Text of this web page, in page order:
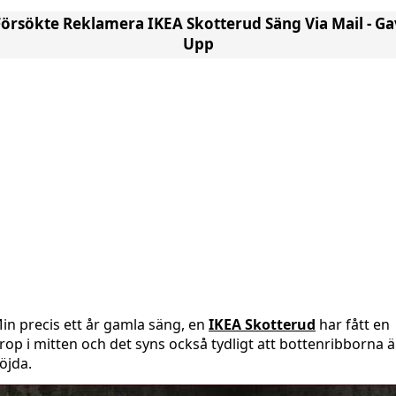
Reklamera IKEA Skotterud Säng Via Mail -
Upp
precis ett år gamla säng, en IKEA Skotterud har fått en
i mitten och det syns också tydligt att bottenribborna